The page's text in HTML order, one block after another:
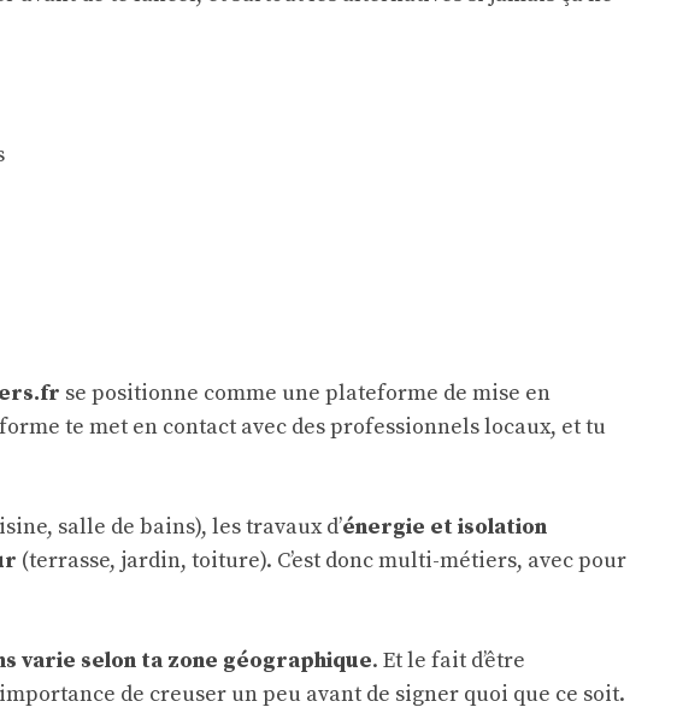
se positionne comme une plateforme de mise en
te met en contact avec des professionnels locaux, et tu
salle de bains), les travaux d’énergie et isolation
(terrasse, jardin, toiture). C’est donc multi-métiers, avec pour
varie selon ta zone géographique. Et le fait d’être
de creuser un peu avant de signer quoi que ce soit.